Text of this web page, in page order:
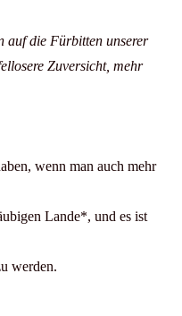
auf die Fürbitten unserer
Zuversicht, mehr
wenn man auch mehr
Lande*, und es ist
werden.